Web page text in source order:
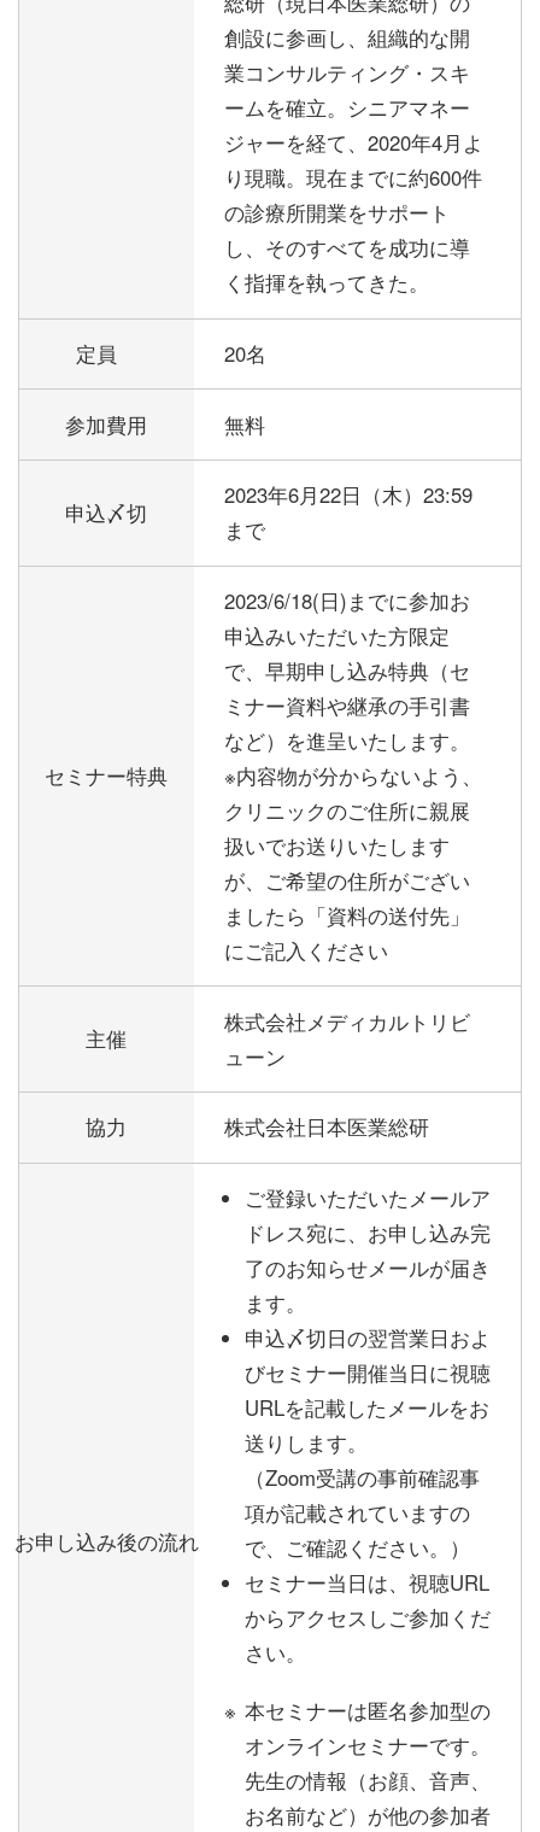
創設に参画し、組織的な開
業コンサルティング・スキ
ームを確立。シニアマネー
ジャーを経て、2020年4月よ
り現職。現在までに約600件
の診療所開業をサポート
し、そのすべてを成功に導
く指揮を執ってきた。
定員 20名
参加費用 無料
申込〆切
2023年6月22日（木）23:59
まで
セミナー特典
2023/6/18(日)までに参加お
申込みいただいた方限定
で、早期申し込み特典（セ
ミナー資料や継承の手引書
など）を進呈いたします。
※内容物が分からないよう、
クリニックのご住所に親展
扱いでお送りいたします
が、ご希望の住所がござい
ましたら「資料の送付先」
にご記入ください
主催
株式会社メディカルトリビ
ューン
協力 株式会社日本医業総研
お申し込み後の流れ
ご登録いただいたメールア
ドレス宛に、お申し込み完
了のお知らせメールが届き
ます。
申込〆切日の翌営業日およ
びセミナー開催当日に視聴
URLを記載したメールをお
送りします。
（Zoom受講の事前確認事
項が記載されていますの
で、ご確認ください。）
セミナー当日は、視聴URL
からアクセスしご参加くだ
さい。
本セミナーは匿名参加型の
オンラインセミナーです。
先生の情報（お顔、音声、
お名前など）が他の参加者